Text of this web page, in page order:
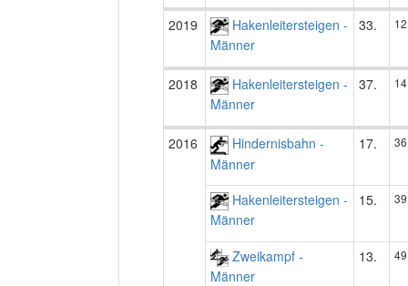
2019
Hakenleitersteigen -
Männer
33. 12
2018
Hakenleitersteigen -
Männer
37. 14
2016
Hindernisbahn -
Männer
17. 36
Hakenleitersteigen -
Männer
15. 39
Zweikampf -
Männer
13. 49